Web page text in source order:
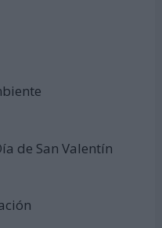
de San Valentín